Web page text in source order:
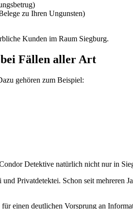
zu Ihren Ungunsten)
Kunden im Raum Siegburg.
Fällen aller Art
gehören zum Beispiel:
Detektive natürlich nicht nur in
und Privatdetektei. Schon seit mehreren
einen deutlichen Vorsprung an